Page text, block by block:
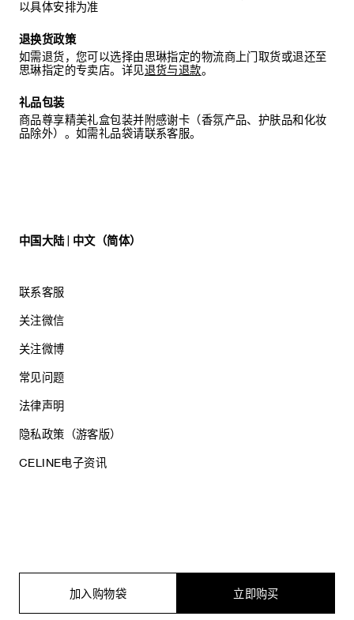
立即购买
加入购物袋
以具体安排为准
退换货政策
如需退货，您可以选择由思琳指定的物流商上门取货或退还至
思琳指定的专卖店。详见退货与退款。
礼品包装
商品尊享精美礼盒包装并附感谢卡（香氛产品、护肤品和化妆
品除外）。如需礼品袋请联系客服。
中国大陆 | 中文（简体）
联系客服
关注微信
关注微博
常见问题
法律声明
隐私政策（游客版）
CELINE电子资讯
思琳商贸（上海）有限公司
沪公网安备 31010602005569
电子营业执照